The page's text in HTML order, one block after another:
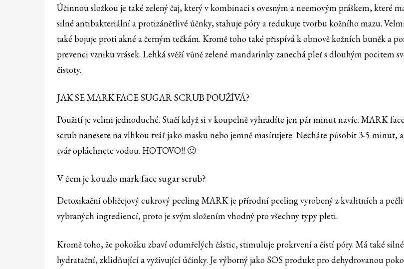
Účinnou složkou je také zelený čaj, který v kombinaci s ovesným a neemovým práškem, které
silné antibakteriální a protizánětlivé účnky, stahuje póry a redukuje tvorbu kožního mazu.
také bojuje proti akné a černým tečkám. Kromě toho také přispívá k obnově kožních buněk a
prevenci vzniku vrásek. Lehká svěží vůně zelené mandarinky zanechá pleť s dlouhým pocitem
čistoty.
JAK SE MARK FACE SUGAR SCRUB POUŽÍVÁ?
Použití je velmi jednoduché. Stačí když si v koupelně vyhradíte jen pár minut navíc. MARK
scrub nanesete na vlhkou tvář jako masku nebo jemně masírujete. Necháte působit 3-5 minut,
tvář opláchnete vodou. HOTOVO!! 🙂
V čem je kouzlo mark face sugar scrub?
Detoxikační obličejový cukrový peeling MARK je přírodní peeling vyrobený z kvalitních a
vybraných ingrediencí, proto je svým složením vhodný pro všechny typy pleti.
Kromě toho, že pokožku zbaví odumřelých částic, stimuluje prokrvení a čistí póry. Má také silné
hydratační, zklidňující a vyživující účinky. Je výborný jako SOS produkt pro dehydrovanou